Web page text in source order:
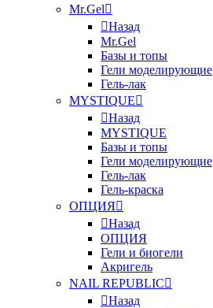
Mr.Gel
Назад
Mr.Gel
Базы и топы
Гели моделирующие
Гель-лак
MYSTIQUE
Назад
MYSTIQUE
Базы и топы
Гели моделирующие
Гель-лак
Гель-краска
ОПЦИЯ
Назад
ОПЦИЯ
Гели и биогели
Акригель
NAIL REPUBLIC
Назад